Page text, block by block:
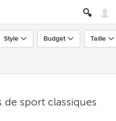
Style Budget Taille
de sport classiques